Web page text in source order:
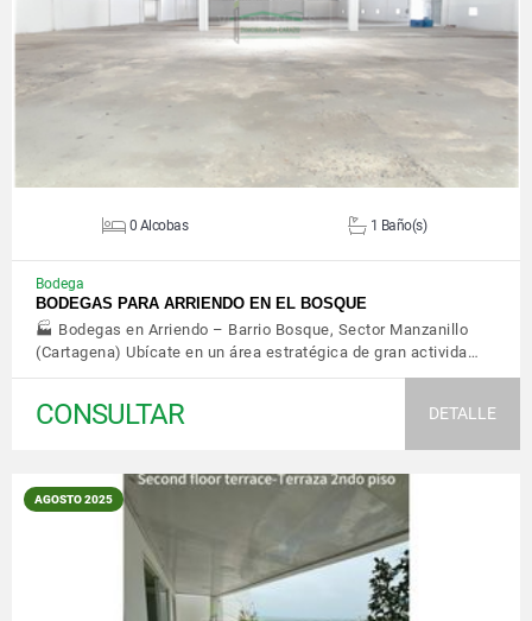
VER DETALLES
0 Alcobas 1 Baño(s)
Bodega
BODEGAS PARA ARRIENDO EN EL BOSQUE
🏭 Bodegas en Arriendo – Barrio Bosque, Sector Manzanillo
(Cartagena) Ubícate en un área estratégica de gran activida…
CONSULTAR DETALLE
AGOSTO 2025